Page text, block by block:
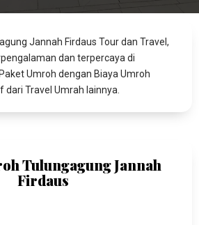
Jannah Firdaus Tour dan Travel,
dan terpercaya di
Umroh dengan Biaya Umroh
Travel Umrah lainnya.
Tulungagung Jannah
Firdaus